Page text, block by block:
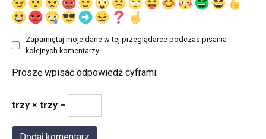
Zapamiętaj moje dane w tej przeglądarce podczas pisania
kolejnych komentarzy.
Proszę wpisać odpowiedź cyframi:
trzy × trzy =